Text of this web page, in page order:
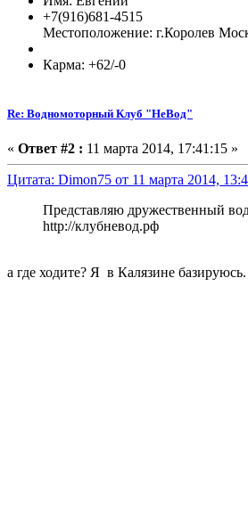
+7(916)681-4515
Местоположение: г.Королев
Карма: +62/-0
Re: Водномоторный Клуб "НеВод"
« Ответ #2 : 11 марта 2014, 17:41:15 »
Цитата: Dimon75 от 11 марта 2014,
Представляю дружественный
http://клубневод.рф
а где ходите? Я в Калязине базируюсь.